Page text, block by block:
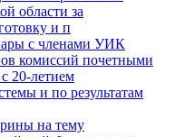
области за
и п
с членами УИК
комиссий почетными
20-летием
и по результатам
на тему